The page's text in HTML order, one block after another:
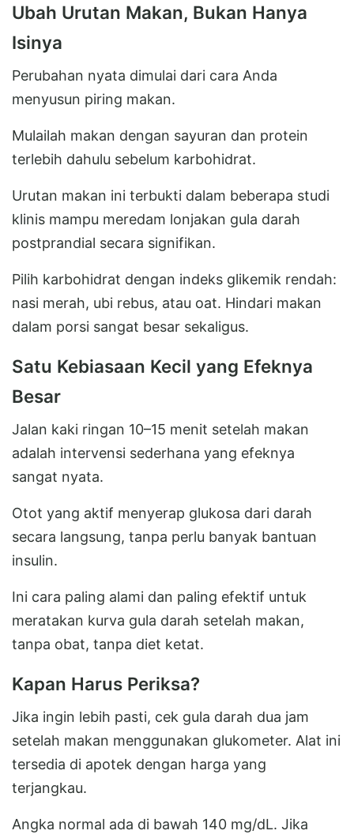
Ubah Urutan Makan, Bukan Hanya
Isinya
Perubahan nyata dimulai dari cara Anda
menyusun piring makan.
Mulailah makan dengan sayuran dan protein
terlebih dahulu sebelum karbohidrat.
Urutan makan ini terbukti dalam beberapa studi
klinis mampu meredam lonjakan gula darah
postprandial secara signifikan.
Pilih karbohidrat dengan indeks glikemik rendah:
nasi merah, ubi rebus, atau oat. Hindari makan
dalam porsi sangat besar sekaligus.
Satu Kebiasaan Kecil yang Efeknya
Besar
Jalan kaki ringan 10–15 menit setelah makan
adalah intervensi sederhana yang efeknya
sangat nyata.
Otot yang aktif menyerap glukosa dari darah
secara langsung, tanpa perlu banyak bantuan
insulin.
Ini cara paling alami dan paling efektif untuk
meratakan kurva gula darah setelah makan,
tanpa obat, tanpa diet ketat.
Kapan Harus Periksa?
Jika ingin lebih pasti, cek gula darah dua jam
setelah makan menggunakan glukometer. Alat ini
tersedia di apotek dengan harga yang
terjangkau.
Angka normal ada di bawah 140 mg/dL. Jika